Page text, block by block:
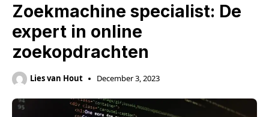
Zoekmachine specialist: De
expert in online
zoekopdrachten
Lies van Hout December 3, 2023